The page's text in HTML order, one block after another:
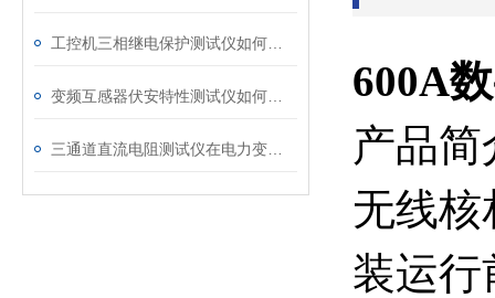
600A
产品
无线
装运行